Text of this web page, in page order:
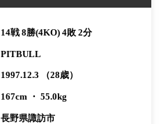
14戦 8勝(4KO) 4敗 2分
PITBULL
1997.12.3 （28歳）
167cm ・ 55.0kg
長野県諏訪市